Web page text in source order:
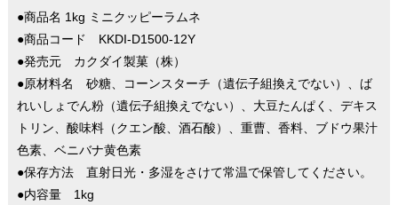
●商品名 1kg ミニクッピーラムネ
●商品コード KKDI-D1500-12Y
●発売元 カクダイ製菓（株）
●原材料名 砂糖、コーンスターチ（遺伝子組換えでない）、ば
れいしょでん粉（遺伝子組換えでない）、大豆たんぱく、デキス
トリン、酸味料（クエン酸、酒石酸）、重曹、香料、ブドウ果汁
色素、ベニバナ黄色素
●保存方法 直射日光・多湿をさけて常温で保管してください。
●内容量 1kg